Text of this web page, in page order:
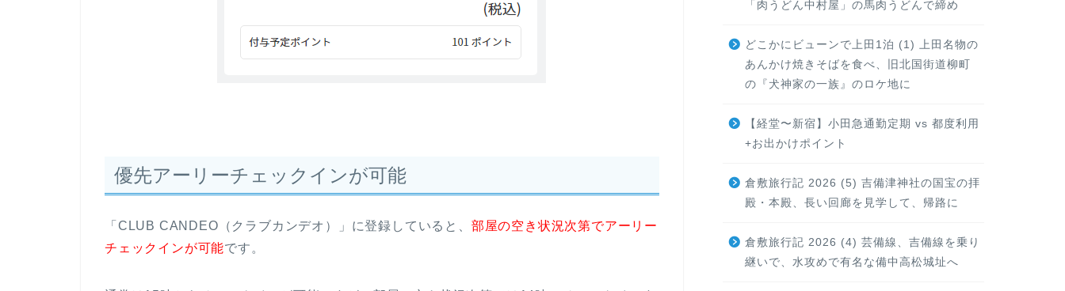
優先アーリーチェックインが可能
「CLUB CANDEO（クラブカンデオ）」に登録していると、 部屋の空き状況次第でアーリー
チェックインが可能です。
「肉うどん中村屋」の馬肉うどんで締め
どこかにビューンで上田1泊 (1) 上田名物の
あんかけ焼きそばを食べ、旧北国街道柳町
の『犬神家の一族』のロケ地に
【経堂〜新宿】小田急通勤定期 vs 都度利用
+お出かけポイント
倉敷旅行記 2026 (5) 吉備津神社の国宝の拝
殿・本殿、長い回廊を見学して、帰路に
倉敷旅行記 2026 (4) 芸備線、吉備線を乗り
継いで、水攻めで有名な備中高松城址へ